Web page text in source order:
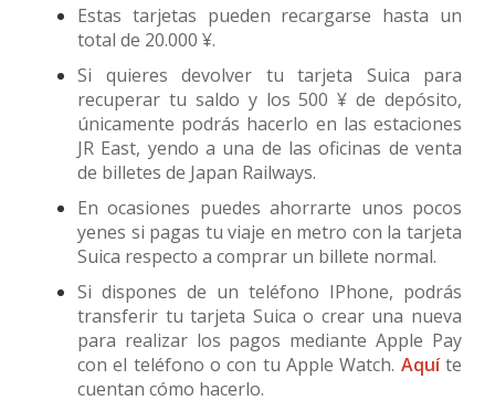
Estas tarjetas pueden recargarse hasta un
total de 20.000 ¥.
Si quieres devolver tu tarjeta Suica para
recuperar tu saldo y los 500 ¥ de depósito,
únicamente podrás hacerlo en las estaciones
JR East, yendo a una de las oficinas de venta
de billetes de Japan Railways.
En ocasiones puedes ahorrarte unos pocos
yenes si pagas tu viaje en metro con la tarjeta
Suica respecto a comprar un billete normal.
Si dispones de un teléfono IPhone, podrás
transferir tu tarjeta Suica o crear una nueva
para realizar los pagos mediante Apple Pay
con el teléfono o con tu Apple Watch. Aquíte
cuentan cómo hacerlo.